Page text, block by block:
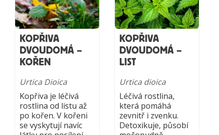
KOPŘIVA
DVOUDOMÁ –
KOŘEN
Urtica Dioica
Kopřiva je léčivá
rostlina od listu až
po kořen. V kořeni
se vyskytují navíc
KOPŘIVA
DVOUDOMÁ –
LIST
Urtica dioica
Léčivá rostlina,
která pomáhá
zevnitř i zvenku.
Detoxikuje, působí